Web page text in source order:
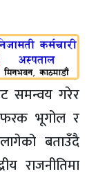
समन्वय गरेर
भूगोल र
बताउँदै
राजनीतिमा